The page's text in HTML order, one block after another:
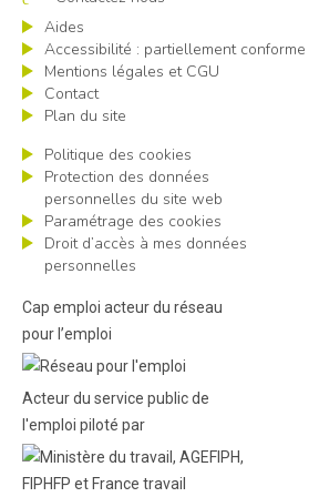
Aides
Accessibilité : partiellement conforme
Mentions légales et CGU
Contact
Plan du site
Politique des cookies
Protection des données
personnelles du site web
Paramétrage des cookies
Droit d’accès à mes données
personnelles
Cap emploi acteur du réseau
pour l’emploi
Acteur du service public de
l'emploi piloté par